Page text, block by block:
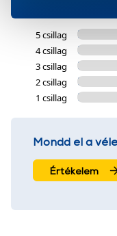
szolgáltatásaink
használatával Ön
További információk:
5 csillag
4 csillag
3 csillag
2 csillag
1 csillag
Mondd el a
Értékelem